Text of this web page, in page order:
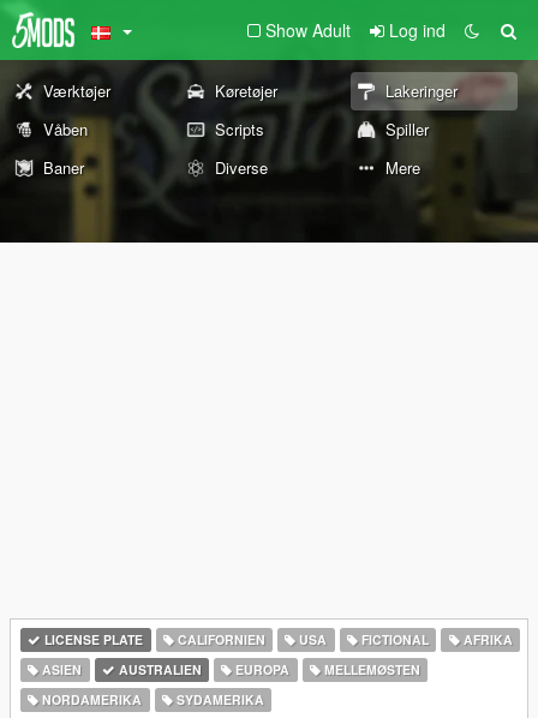
Show Adult Log ind
Værktøjer Køretøjer
Lakeringer
Våben
Scripts
Spiller
Baner
Diverse Mere
LICENSE PLATE CALIFORNIEN USA FICTIONAL
AFRIKA
ASIEN
AUSTRALIEN EUROPA
MELLEMØSTEN
NORDAMERIKA
SYDAMERIKA